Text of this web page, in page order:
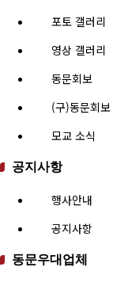
포토 갤러리
영상 갤러리
동문회보
(구)동문회보
모교 소식
공지사항
행사안내
공지사항
동문우대업체